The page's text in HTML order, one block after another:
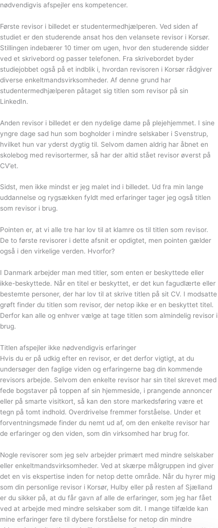
nødvendigvis afspejler ens kompetencer.
Første revisor i billedet er studentermedhjælperen. Ved siden af
studiet er den studerende ansat hos den velansete revisor i Korsør.
Stillingen indebærer 10 timer om ugen, hvor den studerende sidder
ved et skrivebord og passer telefonen. Fra skrivebordet byder
studiejobbet også på et indblik i, hvordan revisoren i Korsør rådgiver
diverse enkeltmandsvirksomheder. Af denne grund har
studentermedhjælperen påtaget sig titlen som revisor på sin
LinkedIn.
Anden revisor i billedet er den nydelige dame på plejehjemmet. I sine
yngre dage sad hun som bogholder i mindre selskaber i Svenstrup,
hvilket hun var yderst dygtig til. Selvom damen aldrig har åbnet en
skolebog med revisortermer, så har der altid stået revisor øverst på
CV’et.
Sidst, men ikke mindst er jeg malet ind i billedet. Ud fra min lange
uddannelse og rygsækken fyldt med erfaringer tager jeg også titlen
som revisor i brug.
Pointen er, at vi alle tre har lov til at klamre os til titlen som revisor.
De to første revisorer i dette afsnit er opdigtet, men pointen gælder
også i den virkelige verden. Hvorfor?
I Danmark arbejder man med titler, som enten er beskyttede eller
ikke-beskyttede. Når en titel er beskyttet, er det kun fagudlærte eller
bestemte personer, der har lov til at skrive titlen på sit CV. I modsatte
grøft finder du titlen som revisor, der netop ikke er en beskyttet titel.
Derfor kan alle og enhver vælge at tage titlen som almindelig revisor i
brug.
Titlen afspejler ikke nødvendigvis erfaringer
Hvis du er på udkig efter en revisor, er det derfor vigtigt, at du
undersøger den faglige viden og erfaringerne bag din kommende
revisors arbejde. Selvom den enkelte revisor har sin titel skrevet med
fede bogstaver på toppen af sin hjemmeside, i prangende annoncer
eller på smarte visitkort, så kan den store markedsføring være et
tegn på tomt indhold. Overdrivelse fremmer forståelse. Under et
forventningsmøde finder du nemt ud af, om den enkelte revisor har
de erfaringer og den viden, som din virksomhed har brug for.
Nogle revisorer som jeg selv arbejder primært med mindre selskaber
eller enkeltmandsvirksomheder. Ved at skærpe målgruppen ind giver
det en vis ekspertise inden for netop dette område. Når du hyrer mig
som din personlige revisor i Korsør, Hulby eller på resten af Sjælland
er du sikker på, at du får gavn af alle de erfaringer, som jeg har fået
ved at arbejde med mindre selskaber som dit. I mange tilfælde kan
mine erfaringer føre til dybere forståelse for netop din mindre